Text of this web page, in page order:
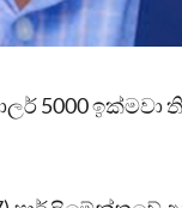
5000 ඉක්මවා